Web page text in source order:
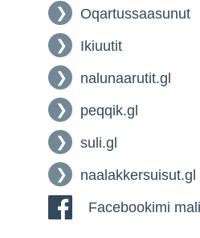
Oqartussaasunut
Ikiuutit
nalunaarutit.gl
peqqik.gl
suli.gl
naalakkersuisut.gl
Facebookimi